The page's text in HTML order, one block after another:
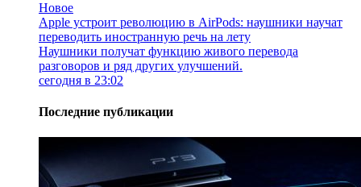
Новое
Apple устроит революцию в AirPods: наушники научат
переводить иностранную речь на лету
Наушники получат функцию живого перевода
разговоров и ряд других улучшений.
сегодня в 23:02
Последние публикации